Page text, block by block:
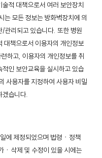
적 대책으로서 여러 보안장치
는 모든 정보는 방화벽장치에 의
관리되고 있습니다. 또한 병원
대책으로서 이용자의 개인정보
하고, 이용자의 개인정보를 취
인 보안교육을 실시하고 있습
사용자를 지정하여 사용자 비밀
겠습니다.
에 제정되었으며 법령ㆍ정책
ㆍ삭제 및 수정이 있을 시에는